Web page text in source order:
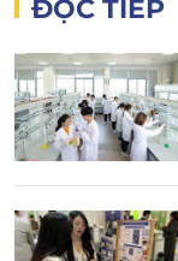
ĐỌC TIẾP